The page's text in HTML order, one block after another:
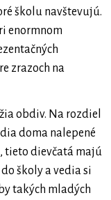
školu navštevujú.
enormnom
zrazoch na
obdiv. Na rozdiel
doma nalepené
tieto dievčatá majú
školy a vedia si
takých mladých